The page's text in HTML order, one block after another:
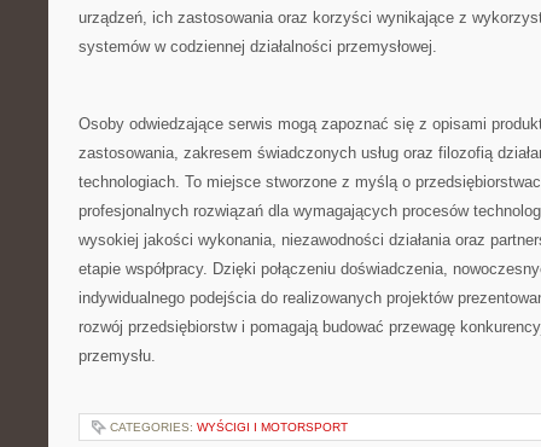
urządzeń, ich zastosowania oraz korzyści wynikające z
systemów w codziennej działalności przemysłowej.
Osoby odwiedzające serwis mogą zapoznać się z opisami
zastosowania, zakresem świadczonych usług oraz filozofią
technologiach. To miejsce stworzone z myślą o
profesjonalnych rozwiązań dla wymagających procesów
wysokiej jakości wykonania, niezawodności działania oraz
etapie współpracy. Dzięki połączeniu doświadczenia,
indywidualnego podejścia do realizowanych projektów
rozwój przedsiębiorstw i pomagają budować przewagę
przemysłu.
CATEGORIES: WYŚCIGI I MOTORSPORT